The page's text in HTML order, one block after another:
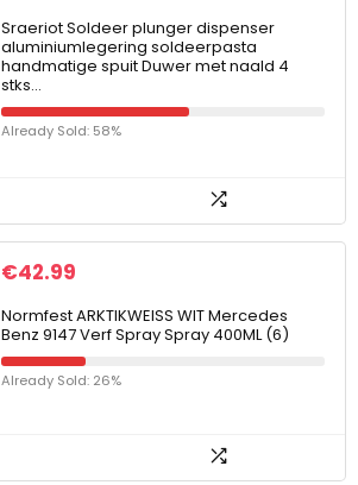
Sraeriot Soldeer plunger dispenser
aluminiumlegering soldeerpasta
handmatige spuit Duwer met naald 4
stks…
Already Sold: 58%
€42.99
Normfest ARKTIKWEISS WIT Mercedes
Benz 9147 Verf Spray Spray 400ML (6)
Already Sold: 26%